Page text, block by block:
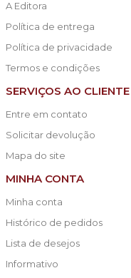
A Editora
Política de entrega
Política de privacidade
Termos e condições
SERVIÇOS AO CLIENTE
Entre em contato
Solicitar devolução
Mapa do site
MINHA CONTA
Minha conta
Histórico de pedidos
Lista de desejos
Informativo